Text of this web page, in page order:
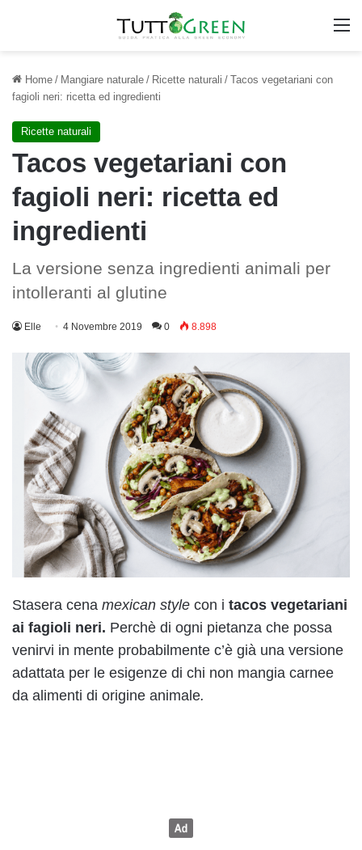
Home / Mangiare naturale / Ricette naturali / Tacos vegetariani con
fagioli neri: ricetta ed ingredienti
Ricette naturali
Tacos vegetariani con
fagioli neri: ricetta ed
ingredienti
La versione senza ingredienti animali per
intolleranti al glutine
Elle 4 Novembre 2019 0 8.898
Stasera cena mexican style con i tacos vegetariani
ai fagioli neri. Perchè di ogni pietanza che possa
venirvi in mente probabilmente c’è già una versione
adattata per le esigenze di chi non mangia carnee
da alimenti di origine animale.